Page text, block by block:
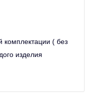
комплектации ( без
изделия